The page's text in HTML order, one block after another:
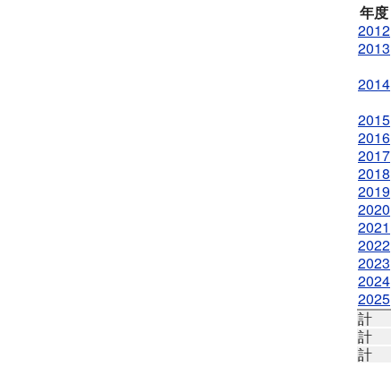
年度
2012
2013
2014
2015
2016
2017
2018
2019
2020
2021
2022
2023
2024
2025
計
計
計